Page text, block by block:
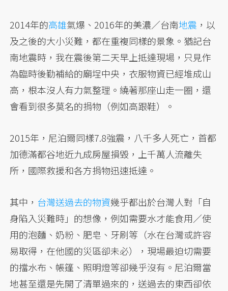
2014年的高雄氣爆、2016年的美濃／台南地震 ，以
及之後的大小災難，都在重複同樣的景象。猶記台
南地震時，我在震後第二天早上抵達現場，只見作
為臨時後勤補給的廟埕中央，衣服物資已經堆成山
高，根本沒人有力氣整理。繞著那座山走一圈，還
會看到很多莫名的捐物（例如高跟鞋）。
2015年，尼泊爾同樣7.8強震，八千多人死亡，首都
加德滿都谷地近九成房屋損毀，上千萬人流離失
所，國際救援和各方捐物迅速抵達。
其中， 台灣送過去的物資幾乎都出於台灣人對「自
身陷入災難時」的想像，例如需要水才能食用／使
用的泡麵、奶粉、肥皂、牙刷等（水在台灣或許容
易取得，在他國的災區卻未必），現場最迫切需要
的擋水布、帳篷、照明燈等卻幾乎沒有。尼泊爾當
地甚至還是先開了清單過來的，送過去的東西卻依